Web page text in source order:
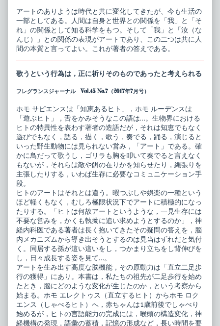
アートのありようは時代と共に変化してきたが、今も生活の
一部としてある。人間は自身と世界との関係を「我」と「そ
れ」の関係として知る科学をもつ。そして「我」と「汝（な
んじ）」との関係の表現がアートであり、この二つは共に人
間の本質と言ってよい。これが著者の答えである。
歌うという行為は，正に祈りそのものであったと考えられる
フレグランスジャーナル Vol.45 No.7（2017年7月号）
ホモ サピエンスは「知恵あるヒト」，ホモ ルーデンスは
「遊ぶヒト」，舌をかみそうなこの語は…。生物界における
ヒトの特異性を表わす著者の造語だが，それは知恵でもなく
遊びでもなく，語る，描く，歌う，奏でる，踊る，演じると
いった野生動物には見られない営み，「アート」である。確
かに鳥だって歌うし，ゴリラも胸を叩いて奏でると言えなく
もないが，それらは敵や餌の在りかを知らせたり，縄張りを
主張したりする，いわば生存に必要なコミュニケーション手
段。
ヒトのアートはそれとは違う。暇つぶしや娯楽の一種という
ほど軽くもなく，むしろ極限状況下でアートに積極的になっ
たりする。「ヒトは何故アートというような，一見生存には
不要な営みを，かくも執拗に追い求めようとするのか」，神
経内科医である著者は長く抱いてきたその疑問の答えを，脳
内メカニズムから導き出そうとするのは見当はずれだと気付
く。同居する孫が這い這いをし，つかまり立ちをし背伸びを
し，日々成長する姿を見て…。
アートを生み出す高度な脳機能，その原動力は「直立二足歩
行の獲得」にあり。本書は，私たちの祖先が二足歩行を始め
たとき，脳にどのような変化が生じたのか，という考察から
始まる。ホモ エレクトゥス（直立するヒト）からホモ ロク
エンス（しゃべるヒト）へ，赤ちゃんは1歳前後でしゃべり
始めるが，ヒトの言語能力の完成には，喉頭の構造変化，神
経機構の発現，語彙の蓄積，記憶の形成など，長い時間を要